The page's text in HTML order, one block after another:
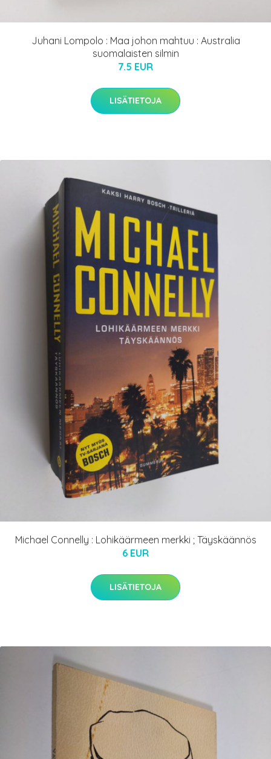
Juhani Lompolo : Maa johon mahtuu : Australia
suomalaisten silmin
7.5 EUR
LISÄTIETOJA
Michael Connelly : Lohikäärmeen merkki ; Täyskäännös
6 EUR
LISÄTIETOJA